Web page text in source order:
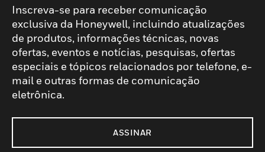
Inscreva-se para receber comunicação
exclusiva da Honeywell, incluindo atualizações
de produtos, informações técnicas, novas
ofertas, eventos e notícias, pesquisas, ofertas
especiais e tópicos relacionados por telefone, e-
mail e outras formas de comunicação
eletrônica.
ASSINAR